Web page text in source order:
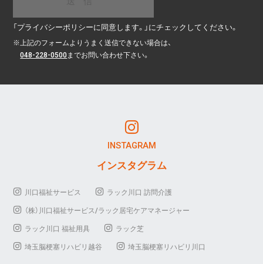
「プライバシーポリシーに同意します。」にチェックしてください。
※上記のフォームよりうまく送信できない場合は、
048-228-0500までお問い合わせ下さい。
INSTAGRAM
インスタグラム
川口福祉サービス
ラック川口 訪問介護
（株）川口福祉サービス/ラック居宅ケアマネージャー
ラック川口 福祉用具
ラック芝
埼玉脳梗塞リハビリ越谷
埼玉脳梗塞リハビリ川口